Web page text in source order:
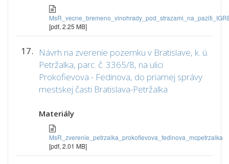
[pdf, 2.25 MB]
17.
Návrh na zverenie pozemku v Bratislave, k. ú.
Petržalka, parc. č. 3365/8, na ulici
Prokofievova - Fedinova, do priamej správy
mestskej časti Bratislava-Petržalka
Materiály
MsR_zverenie_petrzalka_prokofievova_fedinova_mcpetrzalka
[pdf, 2.01 MB]